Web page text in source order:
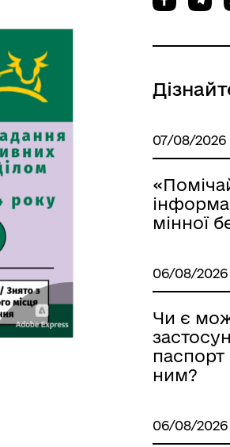
е-Ветеран
Ветеран PRO
07/08/2026
мінної
06/08/2026
Чи є
паспорт
ним?
06/08/2026